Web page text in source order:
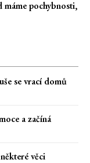
máme pochybnosti,
se vrací domů
a začíná
věci